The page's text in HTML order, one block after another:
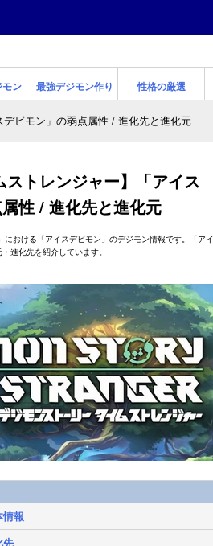
ン 最強デジモン作り 性格の厳選
デビモン」の弱点属性 / 進化先と進化元
ストレンジャー】「アイス
性 / 進化先と進化元
における「アイスデビモン」のデジモン情報です。「アイ
進化先を紹介しています。
情報
先